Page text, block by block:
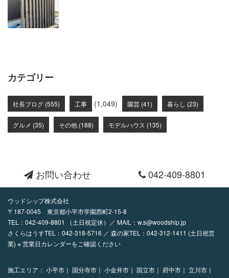
カテゴリー
社長ブログ (555) 工事 (1,049) 園芸 (41) 暮らし (23)
グルメ (35) その他 (188) モデルハウス (135)
お問い合わせ 042-409-8801
ウッドシップ株式会社
〒187-0045 東京都小平市学園西町2-15-8
TEL： 042-409-8801 （土日祝定休）／ MAIL： w.s@woodship.jp
さくらはうすTEL：042-318-5716 ／ 森の家TEL：042-312-1411 (土日祝営
業) ※ 営業日カレンダーをご確認ください
施工エリア： 小平市｜ 国分寺市｜ 小金井市｜ 国立市｜ 府中市｜ 立川市｜